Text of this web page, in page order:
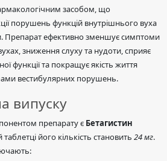
засобом, що
порушень функцій внутрішнього вуха
Препарат ефективно зменшує симптоми
зниження слуху та нудоти, сприяє
функції та покращує якість життя
вестибулярних порушень.
випуску
препарату є Бетагистин
таблетці його кількість становить 24 мг.